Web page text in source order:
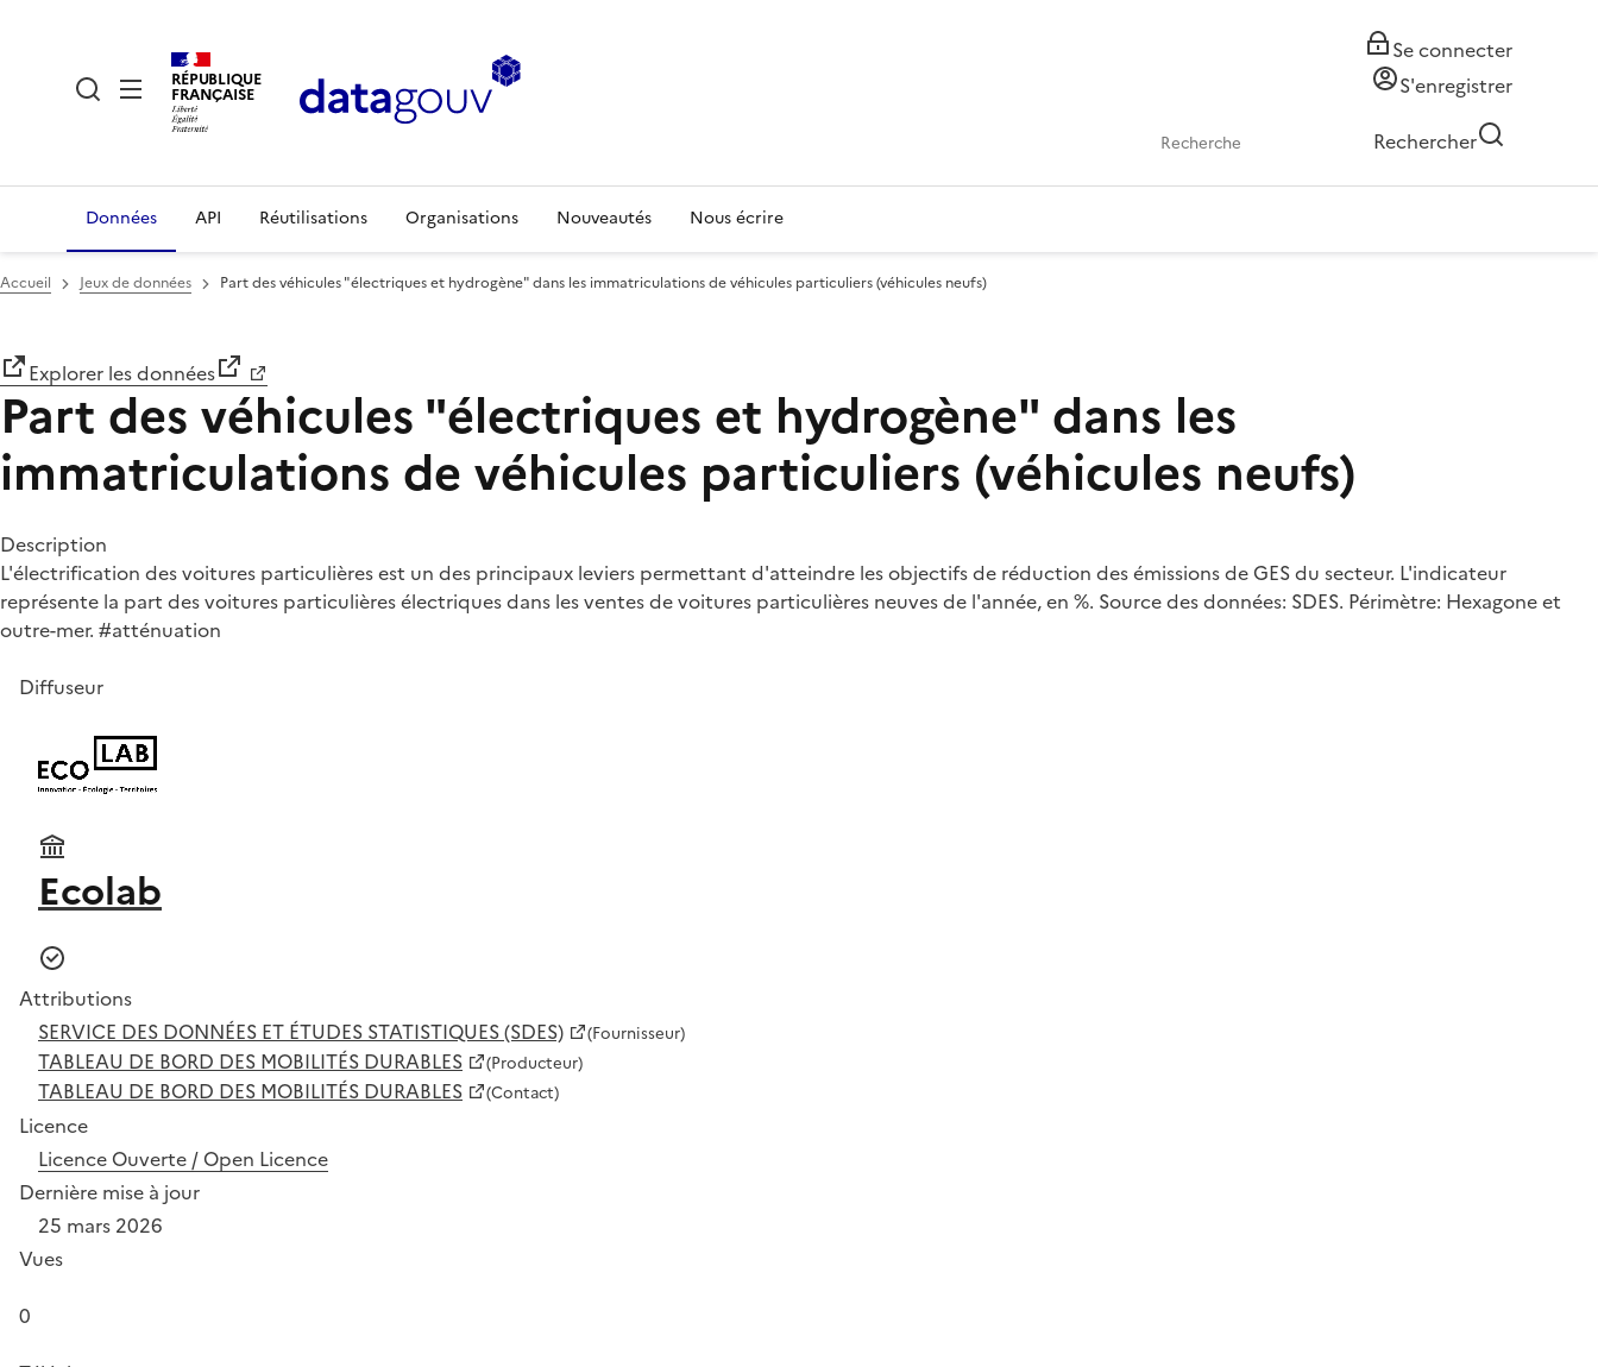
RÉPUBLIQUE
FRANÇAISE
Se connecter
S'enregistrer
Rechercher
Données API Réutilisations Organisations Nouveautés Nous écrire
Accueil Jeux de données Part des véhicules "électriques et hydrogène" dans les immatriculations de véhicules particuliers (véhicules neufs)
Explorer les données
Part des véhicules "électriques et hydrogène" dans les
immatriculations de véhicules particuliers (véhicules neufs)
Description
L'électrification des voitures particulières est un des principaux leviers permettant d'atteindre les objectifs de réduction des émissions de GES du secteur. L'indicateur
représente la part des voitures particulières électriques dans les ventes de voitures particulières neuves de l'année, en %. Source des données: SDES. Périmètre: Hexagone et
outre-mer. #atténuation
Diffuseur
Ecolab
Attributions
SERVICE DES DONNÉES ET ÉTUDES STATISTIQUES (SDES)
(Fournisseur)
TABLEAU DE BORD DES MOBILITÉS DURABLES (Producteur)
TABLEAU DE BORD DES MOBILITÉS DURABLES (Contact)
Licence
Licence Ouverte / Open Licence
Dernière mise à jour
25 mars 2026
Vues
0